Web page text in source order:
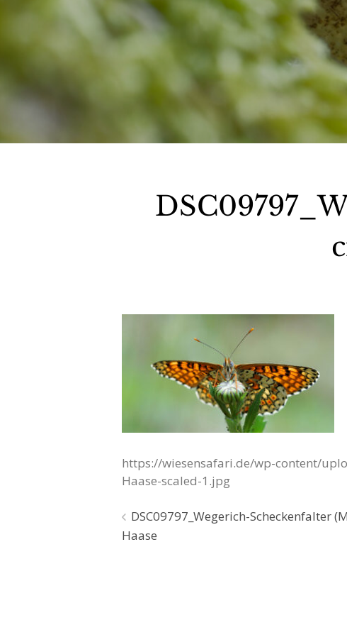
https://wiesensafari.de/wp-content/
Haase-scaled-1.jpg
Beitragsnavigation
DSC09797_Wegerich-Scheckenfalter
Haase